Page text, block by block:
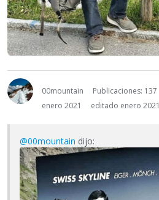
00mountain
Publicaciones: 137
enero 2021
editado enero 2021
@00mountain dijo: